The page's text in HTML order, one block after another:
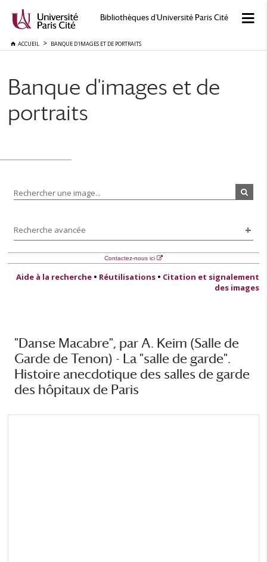
Bibliothèques d'Université Paris Cité
ACCUEIL BANQUE D'IMAGES ET DE PORTRAITS
Banque d'images et de
portraits
Rechercher une image...
Recherche avancée
Contactez-nous ici
Aide à la recherche • Réutilisations • Citation et signalement
des images
"Danse Macabre", par A. Keim (Salle de
Garde de Tenon) - La "salle de garde".
Histoire anecdotique des salles de garde
des hôpitaux de Paris